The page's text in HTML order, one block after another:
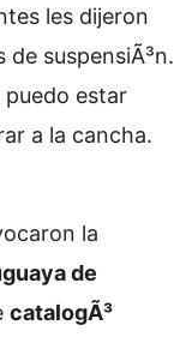
les dijeron
suspensiÃ³n.
puedo estar
a la cancha.
la
de
catalogÃ³